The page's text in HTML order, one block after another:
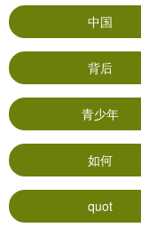
中国
背后
青少年
如何
quot